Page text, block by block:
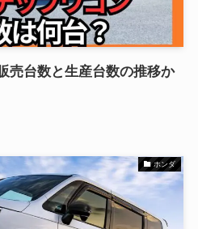
売台数と生産台数の推移か
ホンダ